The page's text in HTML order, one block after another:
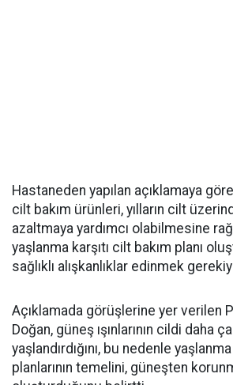
Hastaneden yapılan açıklamaya
cilt bakım ürünleri, yılların cilt
azaltmaya yardımcı olabilmesine
yaşlanma karşıtı cilt bakım planı
sağlıklı alışkanlıklar edinmek
Açıklamada görüşlerine yer verilen
Doğan, güneş ışınlarının cildi daha
yaşlandırdığını, bu nedenle
planlarının temelini, güneşten